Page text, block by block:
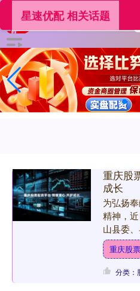
星速优配 相关话题
重庆股
成长
为弘扬
精神，
山县委
华北水
走进县特
重庆股
分类：